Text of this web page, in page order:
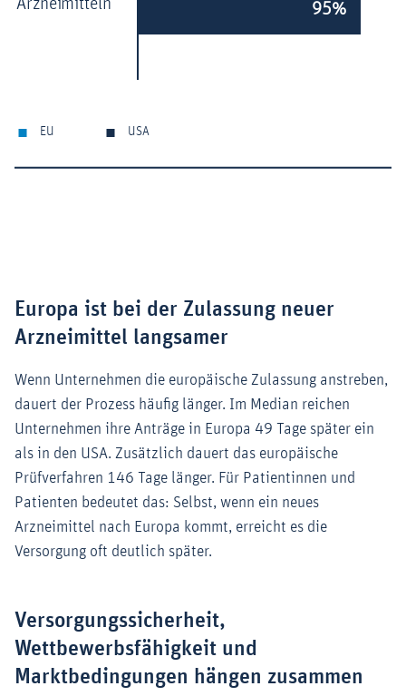
Europa ist bei der Zulassung neuer
Arzneimittel langsamer
Wenn Unternehmen die europäische Zulassung anstreben,
dauert der Prozess häufig länger. Im Median reichen
Unternehmen ihre Anträge in Europa 49 Tage später ein
als in den USA. Zusätzlich dauert das europäische
Prüfverfahren 146 Tage länger. Für Patientinnen und
Patienten bedeutet das: Selbst, wenn ein neues
Arzneimittel nach Europa kommt, erreicht es die
Versorgung oft deutlich später.
Versorgungssicherheit,
Wettbewerbsfähigkeit und
Marktbedingungen hängen zusammen